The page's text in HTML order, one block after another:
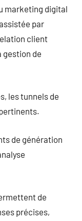
marketing digital
par
client
gestion de
les tunnels de
de génération
de
précises,